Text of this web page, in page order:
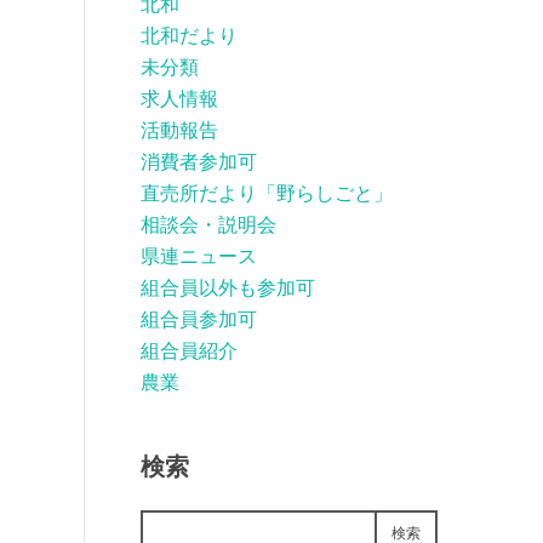
北和だより
未分類
求人情報
活動報告
消費者参加可
直売所だより「野らしごと」
相談会・説明会
県連ニュース
組合員以外も参加可
組合員参加可
組合員紹介
農業
検索
検索